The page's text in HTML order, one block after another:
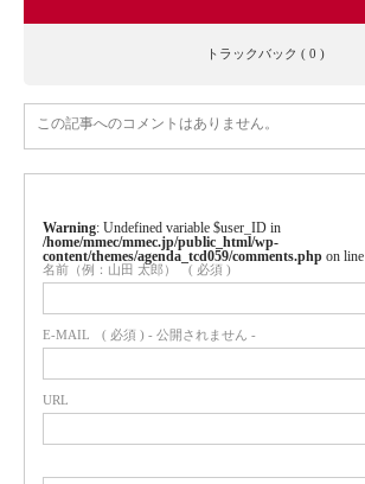
トラックバック ( 0 )
この記事へのコメントはありません。
Warning : Undefined variable $user_ID in
/home/mmec/mmec.jp/public_html/wp-
content/themes/agenda_tcd059/comments.php on line
名前（例：山田 太郎） ( 必須 )
E-MAIL ( 必須 ) - 公開されません -
URL